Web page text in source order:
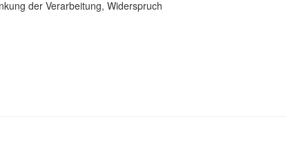
der Verarbeitung, Widerspruch